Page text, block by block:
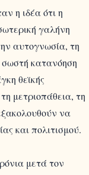
η ιδέα ότι η
γαλήνη
αυτογνωσία, τη
σωστή κατανόηση
θεϊκής
μετριοπάθεια, τη
να
και πολιτισμού.
μετά τον